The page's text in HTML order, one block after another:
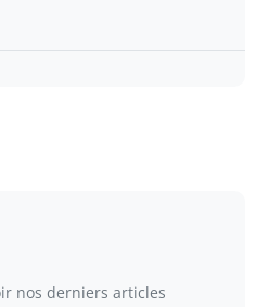
nos derniers articles